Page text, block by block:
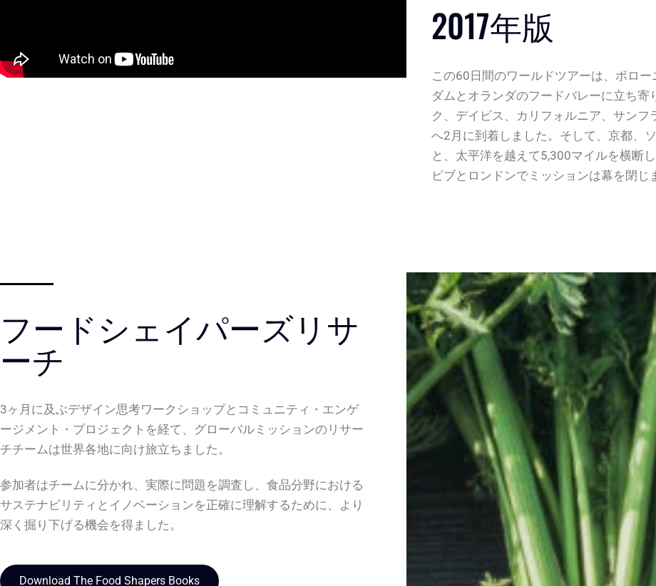
2017年版
この60日間のワールドツアーは、ボロ
ダムとオランダのフードバレーに立ち寄
ク、デイビス、カリフォルニア、サンフ
へ2月に到着しました。そして、京都、
と、太平洋を越えて5,300マイルを横断
ビブとロンドンでミッションは幕を閉じ
フードシェイパーズリサ
ーチ
3ヶ月に及ぶデザイン思考ワークショップとコミュニティ・エンゲ
ージメント・プロジェクトを経て、グローバルミッションのリサー
チチームは世界各地に向け旅立ちました。
参加者はチームに分かれ、実際に問題を調査し、食品分野における
サステナビリティとイノベーションを正確に理解するために、より
深く掘り下げる機会を得ました。
Download The Food Shapers Books